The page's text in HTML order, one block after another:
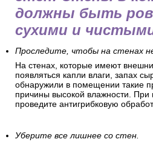
должны быть
сухими и
Проследите, чтобы на стенах
На стенах, которые имеют
появляться капли влаги, запах
обнаружили в помещении такие
причины высокой влажности. При
проведите антигрибковую
Уберите все лишнее со стен.